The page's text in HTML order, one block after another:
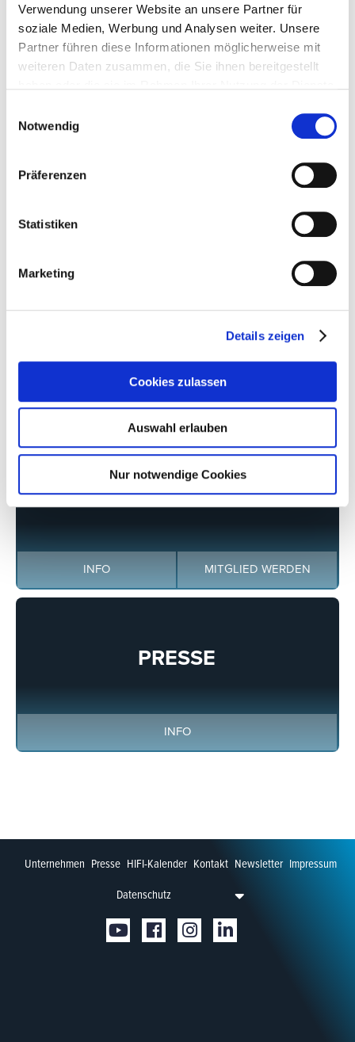
Verwendung unserer Website an unsere Partner für
soziale Medien, Werbung und Analysen weiter. Unsere
Partner führen diese Informationen möglicherweise mit
weiteren Daten zusammen, die Sie ihnen bereitgestellt
Notwendig
Präferenzen
Statistiken
Marketing
Details zeigen
Cookies zulassen
Auswahl erlauben
Nur notwendige Cookies
AUSSTELLER-LOGIN
27. + 28. FEBRUAR 2027
INFO COMING SOON
DER VERBAND
INFO MITGLIED WERDEN
PRESSE
INFO
Unternehmen Presse HIFI-Kalender Kontakt Newsletter Impressum
Datenschutz